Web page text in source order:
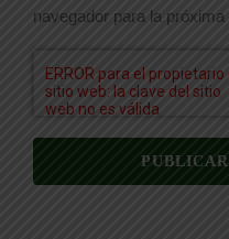
navegador para la